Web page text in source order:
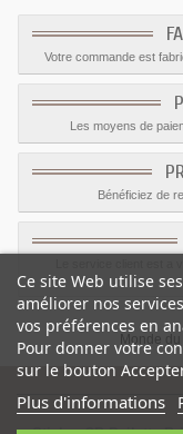
Votre commande est
Les moyens de
Bénéficiez de
Monde du
Ce site Web utilise
améliorer nos
vos préférences en
Pour donner votre
sur le bouton
Plus d'informations